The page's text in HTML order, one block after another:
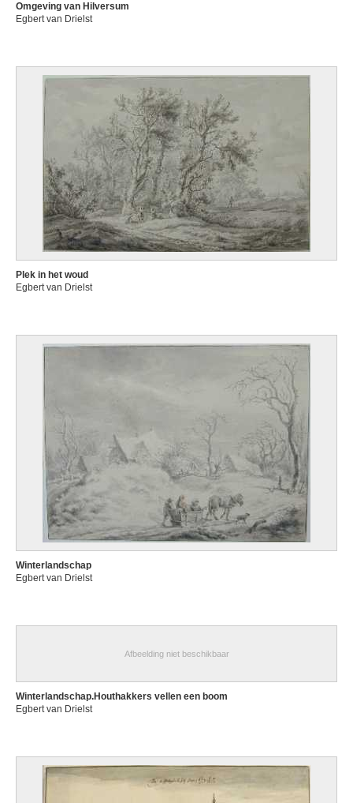
Omgeving van Hilversum
Egbert van Drielst
Plek in het woud
Egbert van Drielst
Winterlandschap
Egbert van Drielst
Afbeelding niet beschikbaar
Winterlandschap.Houthakkers vellen een boom
Egbert van Drielst